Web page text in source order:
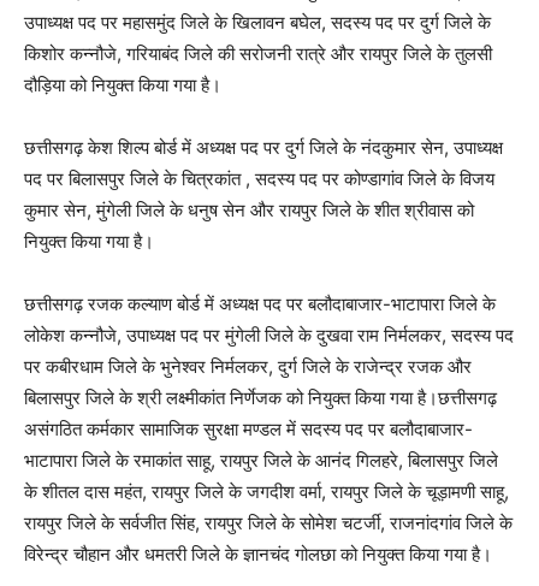
उपाध्यक्ष पद पर महासमुंद जिले के खिलावन बघेल, सदस्य पद पर दुर्ग जिले के
किशोर कन्नौजे, गरियाबंद जिले की सरोजनी रात्रे और रायपुर जिले के तुलसी
दौड़िया को नियुक्त किया गया है।
छत्तीसगढ़ केश शिल्प बोर्ड में अध्यक्ष पद पर दुर्ग जिले के नंदकुमार सेन, उपाध्यक्ष
पद पर बिलासपुर जिले के चित्रकांत , सदस्य पद पर कोण्डागांव जिले के विजय
कुमार सेन, मुंगेली जिले के धनुष सेन और रायपुर जिले के शीत श्रीवास को
नियुक्त किया गया है।
छत्तीसगढ़ रजक कल्याण बोर्ड में अध्यक्ष पद पर बलौदाबाजार-भाटापारा जिले के
लोकेश कन्नौजे, उपाध्यक्ष पद पर मुंगेली जिले के दुखवा राम निर्मलकर, सदस्य पद
पर कबीरधाम जिले के भुनेश्वर निर्मलकर, दुर्ग जिले के राजेन्द्र रजक और
बिलासपुर जिले के श्री लक्ष्मीकांत निर्णेजक को नियुक्त किया गया है।छत्तीसगढ़
असंगठित कर्मकार सामाजिक सुरक्षा मण्डल में सदस्य पद पर बलौदाबाजार-
भाटापारा जिले के रमाकांत साहू, रायपुर जिले के आनंद गिलहरे, बिलासपुर जिले
के शीतल दास महंत, रायपुर जिले के जगदीश वर्मा, रायपुर जिले के चूड़ामणी साहू,
रायपुर जिले के सर्वजीत सिंह, रायपुर जिले के सोमेश चटर्जी, राजनांदगांव जिले के
विरेन्द्र चौहान और धमतरी जिले के ज्ञानचंद गोलछा को नियुक्त किया गया है।